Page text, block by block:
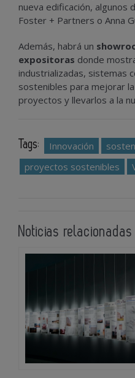
nueva edificación, algunos
Foster + Partners o Anna
Además, habrá un
expositoras donde
industrializadas, sistemas
sostenibles para mejorar
proyectos y llevarlos a la
Tags: Innovación
proyectos sostenibles
Noticias relacionadas